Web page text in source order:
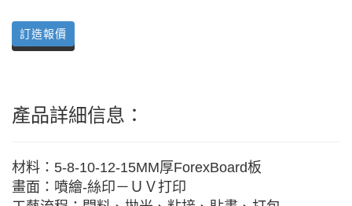
訂造報價
產品詳細信息：
材料：5-8-10-12-15MM厚ForexBoard板
畫面：噴繪-絲印－ＵＶ打印